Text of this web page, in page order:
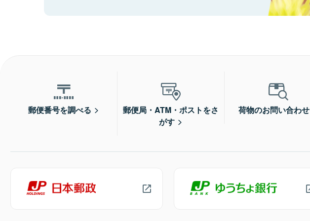
郵便番号を調べる
郵便局・ATM・ポストをさ
がす
荷物のお問い合わせ